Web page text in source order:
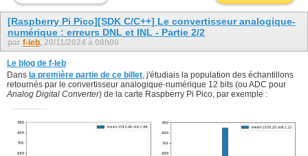
[Raspberry Pi Pico][SDK C/C++] Le convertisseur analogique-
numérique : erreurs DNL et INL - Partie 2/2
par f-leb, 20/11/2024 à 08h00
Le blog de f-leb
Dans la première partie de ce billet , j'étudiais la population des échantillons
retournés par le convertisseur analogique-numérique 12 bits (ou ADC pour
Analog Digital Converter) de la carte Raspberry Pi Pico, par exemple :